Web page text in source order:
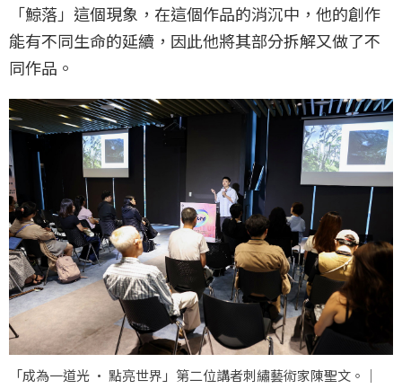
「鯨落」這個現象，在這個作品的消沉中，他的創作
能有不同生命的延續，因此他將其部分拆解又做了不
同作品。
「成為一道光 · 點亮世界」第二位講者刺繡藝術家陳聖文。｜